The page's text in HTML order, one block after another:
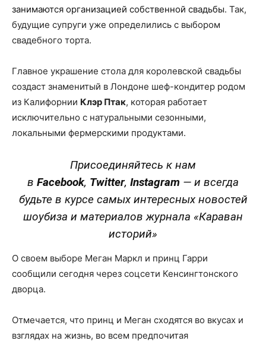
занимаются организацией собственной свадьбы. Так,
будущие супруги уже определились с выбором
свадебного торта.
Главное украшение стола для королевской свадьбы
создаст знаменитый в Лондоне шеф-кондитер родом
из Калифорнии Клэр Птак, которая работает
исключительно с натуральными сезонными,
локальными фермерскими продуктами.
Присоединяйтесь к нам
в Facebook, Twitter, Instagram — и всегда
будьте в курсе самых интересных новостей
шоубиза и материалов журнала «Караван
историй»
О своем выборе Меган Маркл и принц Гарри
сообщили сегодня через соцсети Кенсингтонского
дворца.
Отмечается, что принц и Меган сходятся во вкусах и
взглядах на жизнь, во всем предпочитая